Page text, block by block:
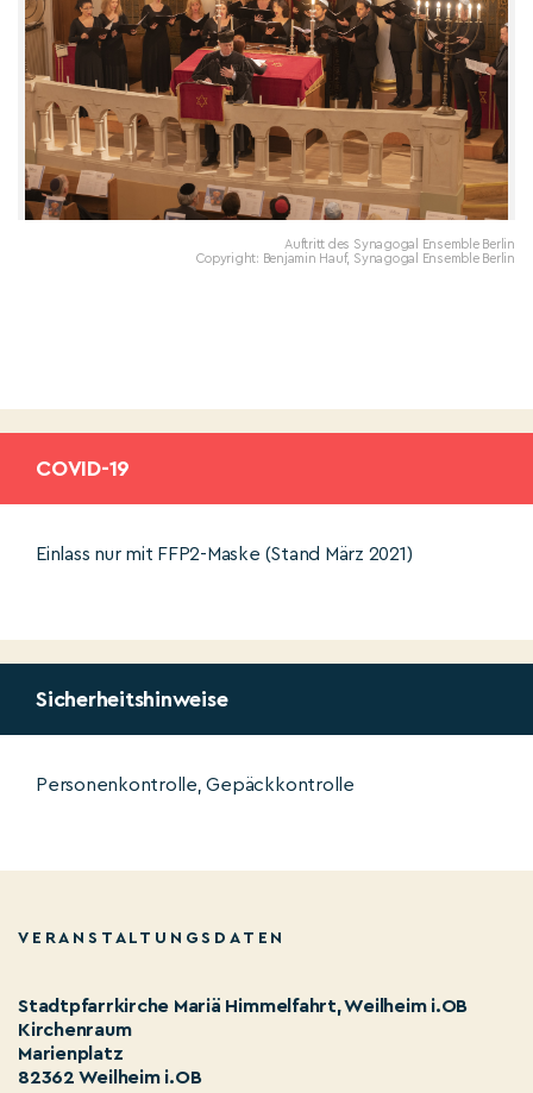
Auftritt des Synagogal Ensemble Berlin
Copyright: Benjamin Hauf, Synagogal Ensemble Berlin
COVID-19
Einlass nur mit FFP2-Maske (Stand März 2021)
Sicherheitshinweise
Personenkontrolle, Gepäckkontrolle
VERANSTALTUNGSDATEN
Stadtpfarrkirche Mariä Himmelfahrt, Weilheim i.OB
Kirchenraum
Marienplatz
82362 Weilheim i.OB